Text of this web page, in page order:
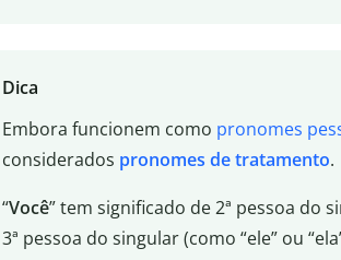
Dica
Embora funcionem como pronomes
considerados pronomes de tratamento.
“Você” tem significado de 2ª pessoa do
3ª pessoa do singular (como “ele” ou